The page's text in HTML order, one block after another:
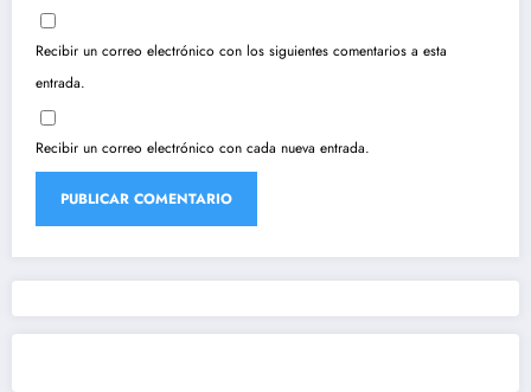
Recibir un correo electrónico con los siguientes comentarios a esta
entrada.
Recibir un correo electrónico con cada nueva entrada.